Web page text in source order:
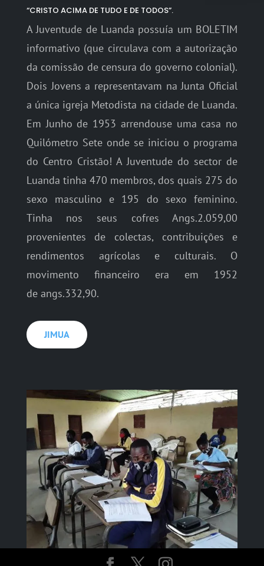
“CRISTO ACIMA DE TUDO E DE TODOS”.
A Juventude de Luanda possuía um BOLETIM
informativo (que circulava com a autorização
da comissão de censura do governo colonial).
Dois Jovens a representavam na Junta Oficial
a única igreja Metodista na cidade de Luanda.
Em Junho de 1953 arrendouse uma casa no
Quilómetro Sete onde se iniciou o programa
do Centro Cristão! A Juventude do sector de
Luanda tinha 470 membros, dos quais 275 do
sexo masculino e 195 do sexo feminino.
Tinha nos seus cofres Angs.2.059,00
provenientes de colectas, contribuições e
rendimentos agrícolas e culturais. O
movimento financeiro era em 1952
de angs.332,90.
JIMUA